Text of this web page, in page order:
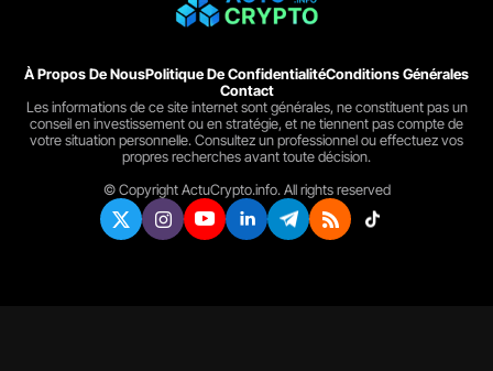
À Propos De NousPolitique De ConfidentialitéConditions Générales
Contact
Les informations de ce site internet sont générales, ne constituent pas un
conseil en investissement ou en stratégie, et ne tiennent pas compte de
votre situation personnelle. Consultez un professionnel ou effectuez vos
propres recherches avant toute décision.
© Copyright ActuCrypto.info. All rights reserved